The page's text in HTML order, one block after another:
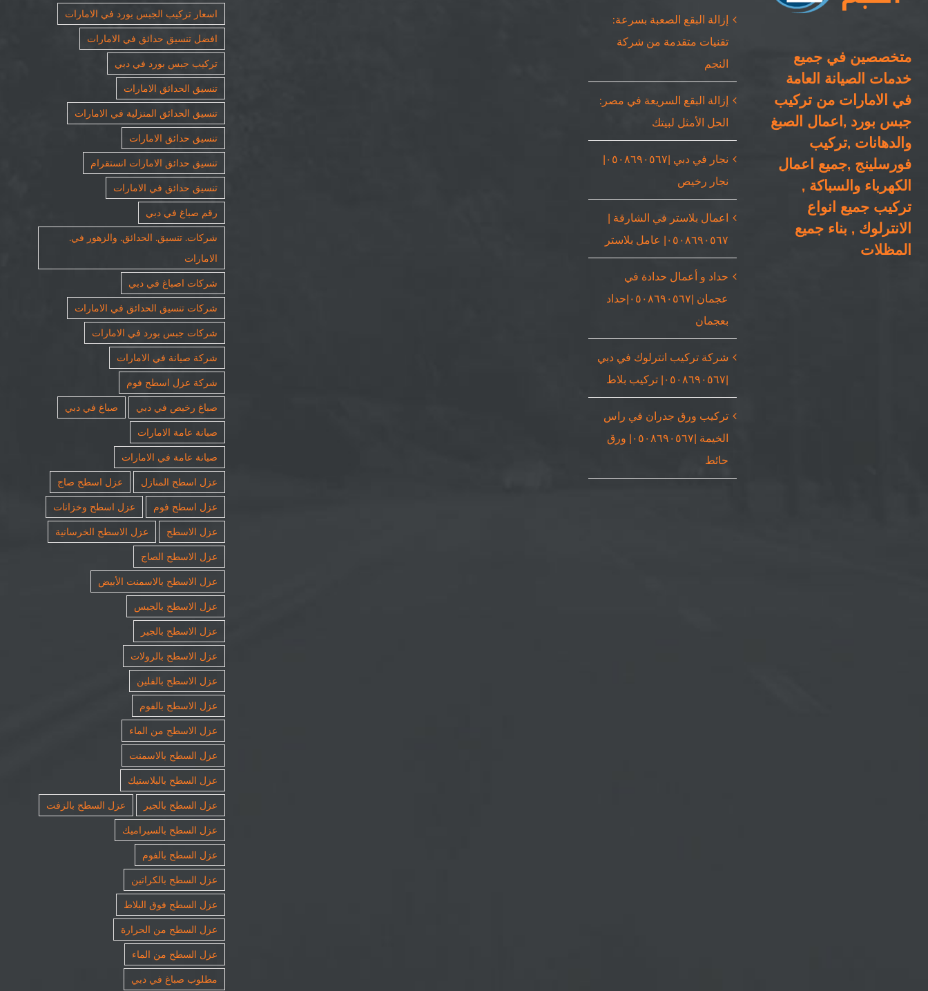
متخصصين في جميع
خدمات الصيانة العامة
في الامارات من تركيب
جبس بورد ,اعمال الصبغ
والدهانات ,تركيب
فورسلينج ,جميع اعمال
الكهرباء والسباكة ,
تركيب جميع انواع
الانترلوك , بناء جميع
المظلات
إزالة البقع الصعبة بسرعة:
تقنيات متقدمة من شركة
النجم
إزالة البقع السريعة في مصر:
الحل الأمثل لبيتك
نجار في دبي |٠٥٠٨٦٩٠٥٦٧|
نجار رخيص
اعمال بلاستر في الشارقة |
٠٥٠٨٦٩٠٥٦٧| عامل بلاستر
حداد و أعمال حدادة في
عجمان |٠٥٠٨٦٩٠٥٦٧|حداد
بعجمان
شركة تركيب انترلوك في دبي
|٠٥٠٨٦٩٠٥٦٧| تركيب بلاط
تركيب ورق جدران في راس
الخيمة |٠٥٠٨٦٩٠٥٦٧| ورق
حائط
اسعار تركيب الجبس بورد في الامارات
افضل تنسيق حدائق في الامارات
تركيب جبس بورد في دبي
تنسيق الحدائق الامارات
تنسيق الحدائق المنزلية في الامارات
تنسيق حدائق الامارات
تنسيق حدائق الامارات انستقرام
تنسيق حدائق في الامارات
رقم صباغ في دبي
شركات. تنسيق. الحدائق. والزهور في.
الامارات
شركات اصباغ في دبي
شركات تنسيق الحدائق في الامارات
شركات جبس بورد في الامارات
شركة صيانة في الامارات
شركة عزل اسطح فوم
صباغ رخيص في دبي
صباغ في دبي
صيانة عامة الامارات
صيانة عامة في الامارات
عزل اسطح المنازل
عزل اسطح صاج
عزل اسطح فوم
عزل اسطح وخزانات
عزل الاسطح
عزل الاسطح الخرسانية
عزل الاسطح الصاج
عزل الاسطح بالاسمنت الأبيض
عزل الاسطح بالجبس
عزل الاسطح بالجير
عزل الاسطح بالرولات
عزل الاسطح بالفلين
عزل الاسطح بالفوم
عزل الاسطح من الماء
عزل السطح بالاسمنت
عزل السطح بالبلاستيك
عزل السطح بالجير
عزل السطح بالزفت
عزل السطح بالسيراميك
عزل السطح بالفوم
عزل السطح بالكراتين
عزل السطح فوق البلاط
عزل السطح من الحرارة
عزل السطح من الماء
مطلوب صباغ في دبي